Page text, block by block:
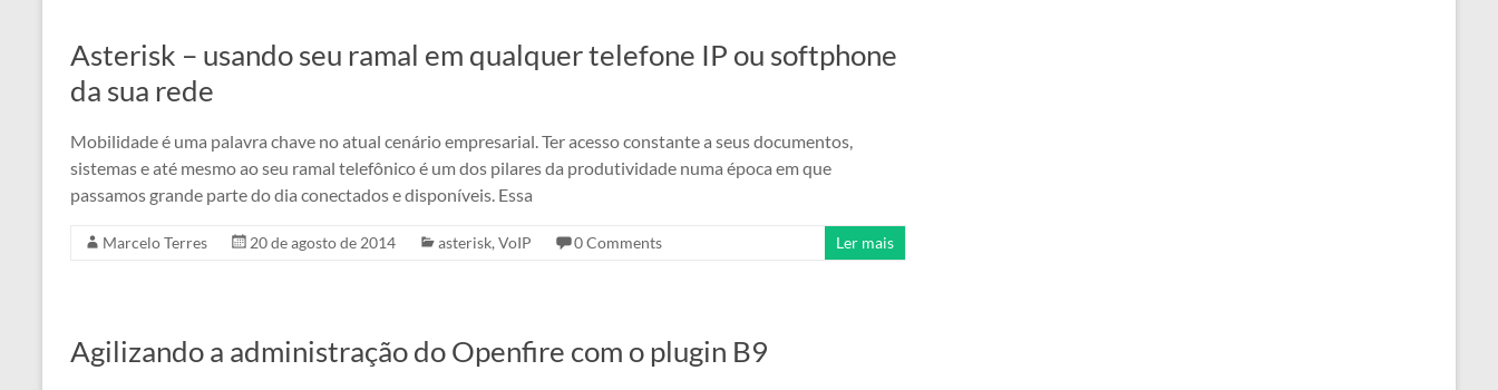
Asterisk – usando seu ramal em qualquer telefone IP ou softphone
da sua rede
Mobilidade é uma palavra chave no atual cenário empresarial. Ter acesso constante a seus documentos,
sistemas e até mesmo ao seu ramal telefônico é um dos pilares da produtividade numa época em que
passamos grande parte do dia conectados e disponíveis. Essa
Marcelo Terres 20 de agosto de 2014 asterisk, VoIP 0 Comments Ler mais
Agilizando a administração do Openfire com o plugin B9